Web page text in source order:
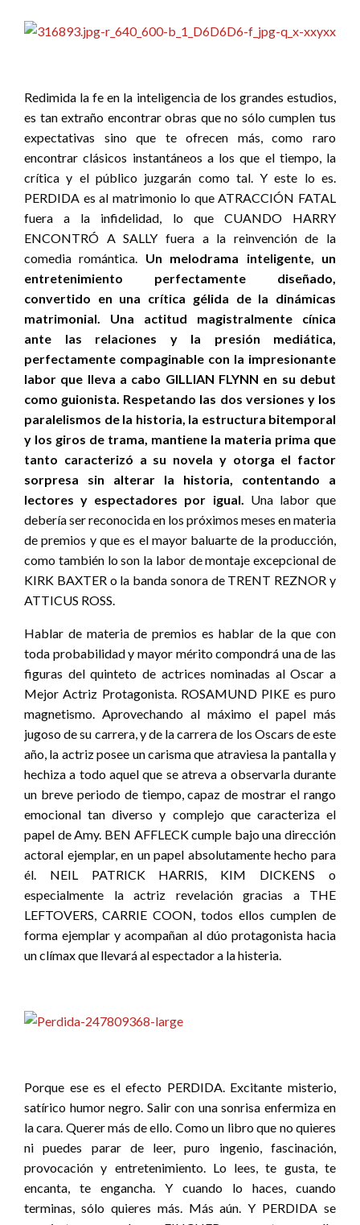
Redimida la fe en la inteligencia de los grandes estudios,
es tan extraño encontrar obras que no sólo cumplen tus
expectativas sino que te ofrecen más, como raro
encontrar clásicos instantáneos a los que el tiempo, la
crítica y el público juzgarán como tal. Y este lo es.
PERDIDA es al matrimonio lo que ATRACCIÓN FATAL
fuera a la infidelidad, lo que CUANDO HARRY
ENCONTRÓ A SALLY fuera a la reinvención de la
comedia romántica. Un melodrama inteligente, un
entretenimiento perfectamente diseñado,
convertido en una crítica gélida de la dinámicas
matrimonial. Una actitud magistralmente cínica
ante las relaciones y la presión mediática,
perfectamente compaginable con la impresionante
labor que lleva a cabo GILLIAN FLYNN en su debut
como guionista. Respetando las dos versiones y los
paralelismos de la historia, la estructura bitemporal
y los giros de trama, mantiene la materia prima que
tanto caracterizó a su novela y otorga el factor
sorpresa sin alterar la historia, contentando a
lectores y espectadores por igual. Una labor que
debería ser reconocida en los próximos meses en materia
de premios y que es el mayor baluarte de la producción,
como también lo son la labor de montaje excepcional de
KIRK BAXTER o la banda sonora de TRENT REZNOR y
ATTICUS ROSS.
Hablar de materia de premios es hablar de la que con
toda probabilidad y mayor mérito compondrá una de las
figuras del quinteto de actrices nominadas al Oscar a
Mejor Actriz Protagonista. ROSAMUND PIKE es puro
magnetismo. Aprovechando al máximo el papel más
jugoso de su carrera, y de la carrera de los Oscars de este
año, la actriz posee un carisma que atraviesa la pantalla y
hechiza a todo aquel que se atreva a observarla durante
un breve periodo de tiempo, capaz de mostrar el rango
emocional tan diverso y complejo que caracteriza el
papel de Amy. BEN AFFLECK cumple bajo una dirección
actoral ejemplar, en un papel absolutamente hecho para
él. NEIL PATRICK HARRIS, KIM DICKENS o
especialmente la actriz revelación gracias a THE
LEFTOVERS, CARRIE COON, todos ellos cumplen de
forma ejemplar y acompañan al dúo protagonista hacia
un clímax que llevará al espectador a la histeria.
Porque ese es el efecto PERDIDA. Excitante misterio,
satírico humor negro. Salir con una sonrisa enfermiza en
la cara. Querer más de ello. Como un libro que no quieres
ni puedes parar de leer, puro ingenio, fascinación,
provocación y entretenimiento. Lo lees, te gusta, te
encanta, te engancha. Y cuando lo haces, cuando
terminas, sólo quieres más. Más aún. Y PERDIDA se